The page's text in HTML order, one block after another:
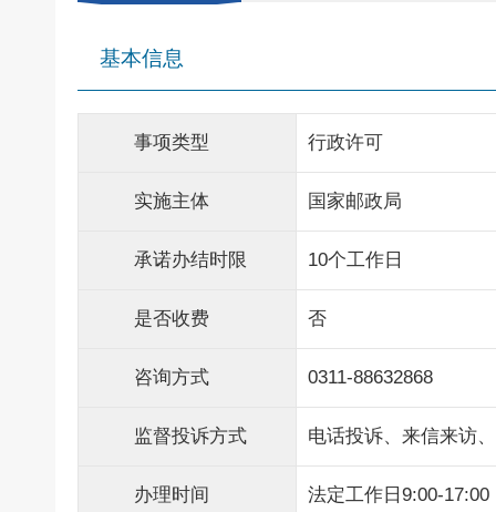
基本信息
事项类型 行政许可
实施主体 国家邮政局
承诺办结时限 10个工作日
是否收费 否
咨询方式 0311-88632868
监督投诉方式 电话投诉、来信来访
办理时间 法定工作日9:00-17:00